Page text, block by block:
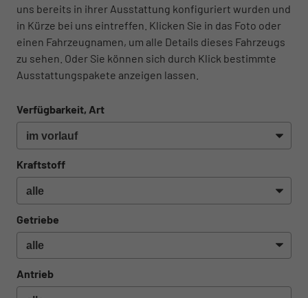
uns bereits in ihrer Ausstattung konfiguriert wurden und
in Kürze bei uns eintreffen. Klicken Sie in das Foto oder
einen Fahrzeugnamen, um alle Details dieses Fahrzeugs
zu sehen. Oder Sie können sich durch Klick bestimmte
Ausstattungspakete anzeigen lassen.
Verfügbarkeit, Art
Kraftstoff
Getriebe
Antrieb